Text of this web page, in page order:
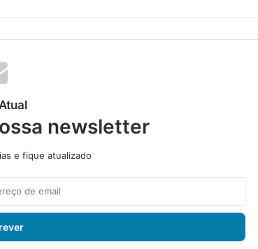
newsletter
e fique atualizado